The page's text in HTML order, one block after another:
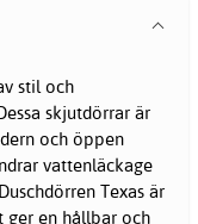
stil och
skjutdörrar är
och öppen
vattenläckage
Texas är
ger en hållbar och